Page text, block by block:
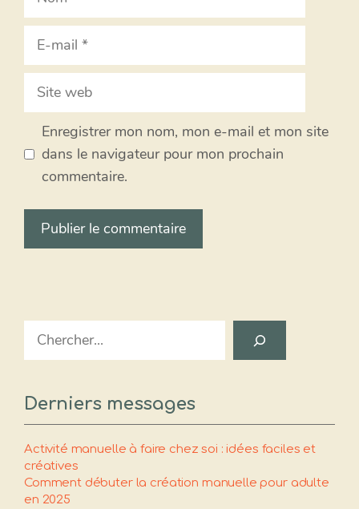
Site
Enregistrer mon nom, mon e-mail et mon site
dans le navigateur pour mon prochain
commentaire.
Search
Derniers messages
Activité manuelle à faire chez soi : idées faciles et
créatives
Comment débuter la création manuelle pour adulte
en 2025